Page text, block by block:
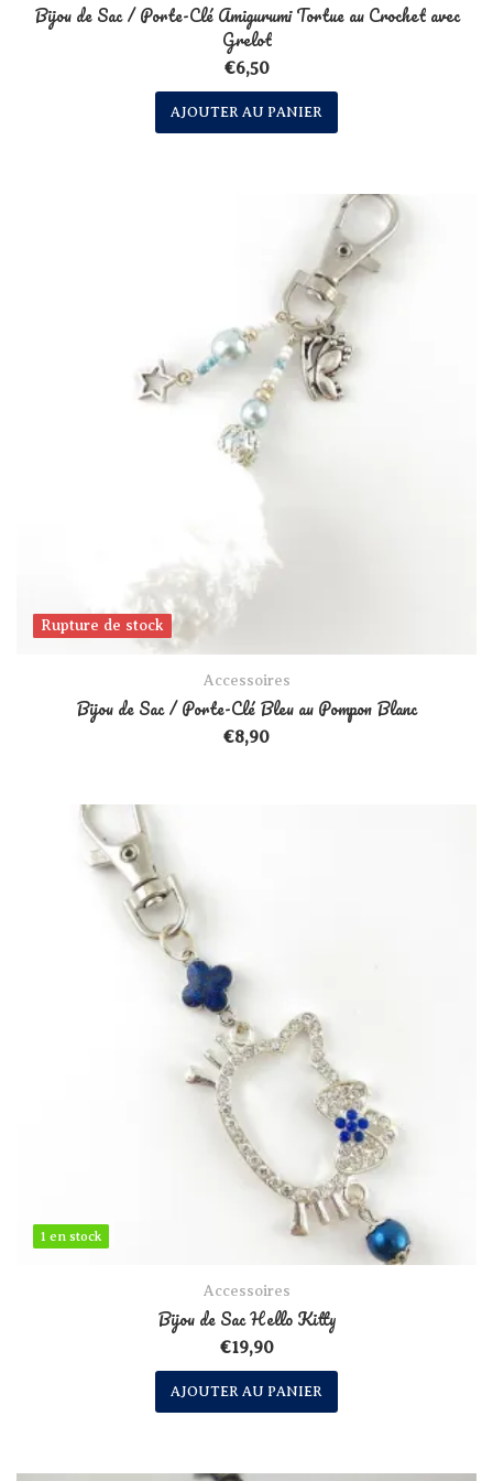
Bijou de Sac / Porte-Clé Amigurumi Tortue au Crochet avec
Grelot
€6,50
AJOUTER AU PANIER
Rupture de stock
Rupture de stock
Accessoires
Bijou de Sac / Porte-Clé Bleu au Pompon Blanc
€8,90
1 en stock
1 en stock
Accessoires
Bijou de Sac Hello Kitty
€19,90
AJOUTER AU PANIER